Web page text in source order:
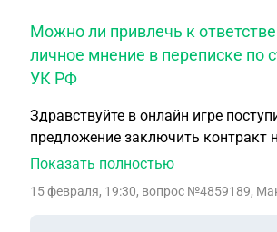
Можно ли привлечь к
личное мнение в переписке по
УК РФ
Здравствуйте в онлайн игре
предложение заключить контракт
личной переписке этому человеку я
он мне написал,что напишет
Показать полностью
15 февраля, 19:30, вопрос №4859189,